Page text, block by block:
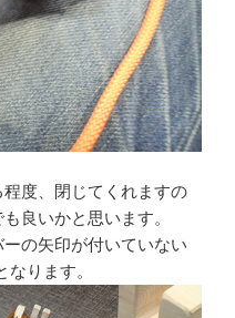
度、閉じてくれますの
良いかと思います。
の矢印が付いていない
ります。